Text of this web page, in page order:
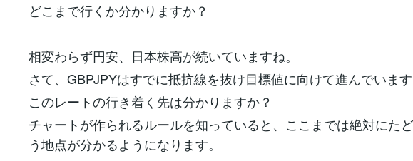
どこまで行くか分かりますか？
相変わらず円安、日本株高が続いていますね。
さて、GBPJPYはすでに抵抗線を抜け目標値に向けて進んでいます
このレートの行き着く先は分かりますか？
チャートが作られるルールを知っていると、ここまでは絶対にた
う地点が分かるようになります。